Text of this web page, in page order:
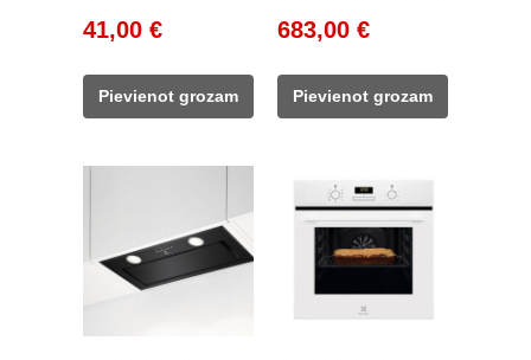
Original
was:
101,00 €.
41,00 €Current
Pievienot grozam
Original
was:
983,00 €.
683,00 €Current
683,00 €.
Pievienot grozam